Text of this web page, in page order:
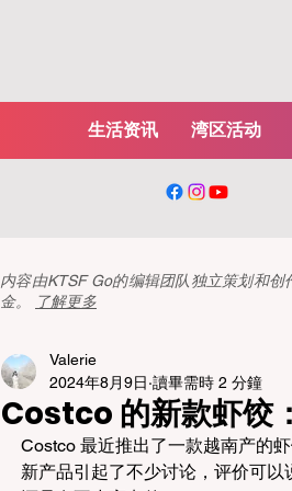
生活资讯 湾区活动
内容由KTSF Go的编辑团队独立策划和
金。
了解更多
Costco 的新款虾饺
Valerie
2024年8月9日 讀畢需時 2 分鐘
Costco 最近推出了一款越南产的
新产品引起了不少讨论，评价可